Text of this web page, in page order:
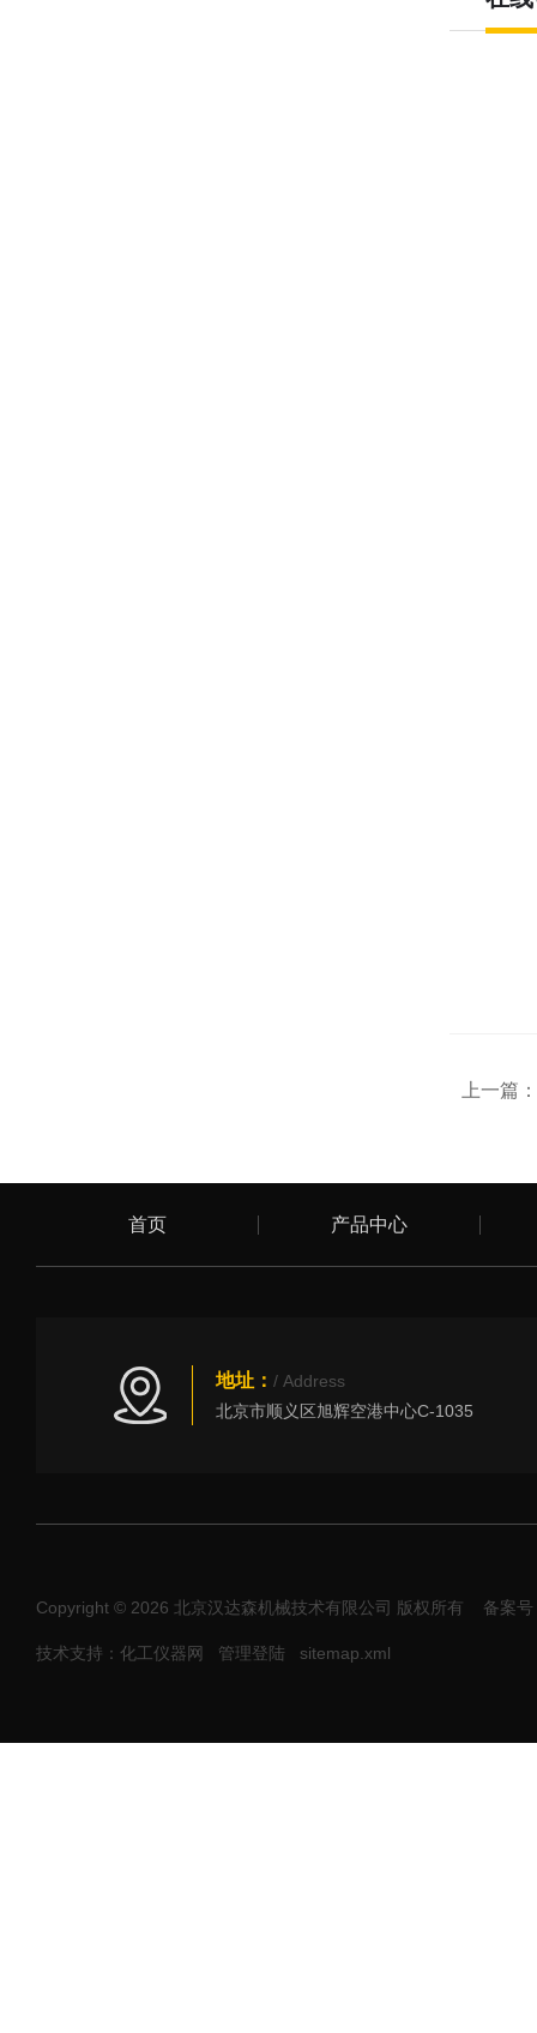
上一篇：
首页 产品中心
地址： / Address
北京市顺义区旭辉空港中心C-1035
Copyright © 2026 北京汉达森机械技术有限公司 版权所有 备案
技术支持：化工仪器网 管理登陆 sitemap.xml